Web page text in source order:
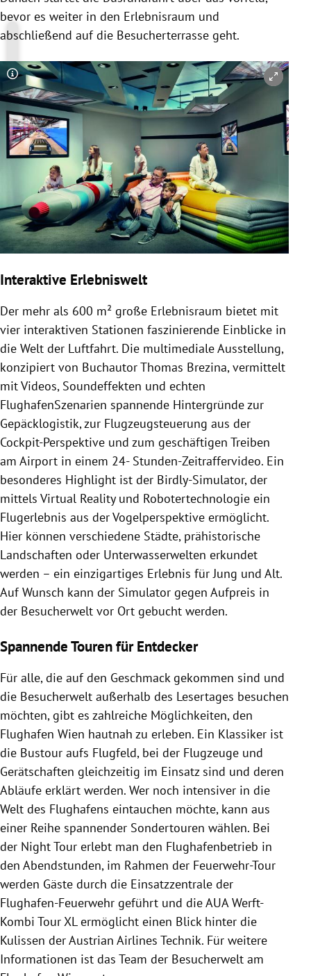
bevor es weiter in den Erlebnisraum und
abschließend auf die Besucherterrasse geht.
Copyright-Hinweis öffnen/schließen
Interaktive Erlebniswelt
Der mehr als 600 m² große Erlebnisraum bietet mit
vier interaktiven Stationen faszinierende Einblicke in
die Welt der Luftfahrt. Die multimediale Ausstellung,
konzipiert von Buchautor Thomas Brezina, vermittelt
mit Videos, Soundeffekten und echten
FlughafenSzenarien spannende Hintergründe zur
Gepäcklogistik, zur Flugzeugsteuerung aus der
Cockpit-Perspektive und zum geschäftigen Treiben
am Airport in einem 24- Stunden-Zeitraffervideo. Ein
besonderes Highlight ist der Birdly-Simulator, der
mittels Virtual Reality und Robotertechnologie ein
Flugerlebnis aus der Vogelperspektive ermöglicht.
Hier können verschiedene Städte, prähistorische
Landschaften oder Unterwasserwelten erkundet
werden – ein einzigartiges Erlebnis für Jung und Alt.
Auf Wunsch kann der Simulator gegen Aufpreis in
der Besucherwelt vor Ort gebucht werden.
Spannende Touren für Entdecker
Für alle, die auf den Geschmack gekommen sind und
die Besucherwelt außerhalb des Lesertages besuchen
möchten, gibt es zahlreiche Möglichkeiten, den
Flughafen Wien hautnah zu erleben. Ein Klassiker ist
die Bustour aufs Flugfeld, bei der Flugzeuge und
Gerätschaften gleichzeitig im Einsatz sind und deren
Abläufe erklärt werden. Wer noch intensiver in die
Welt des Flughafens eintauchen möchte, kann aus
einer Reihe spannender Sondertouren wählen. Bei
der Night Tour erlebt man den Flughafenbetrieb in
den Abendstunden, im Rahmen der Feuerwehr-Tour
werden Gäste durch die Einsatzzentrale der
Flughafen-Feuerwehr geführt und die AUA Werft-
Kombi Tour XL ermöglicht einen Blick hinter die
Kulissen der Austrian Airlines Technik. Für weitere
Informationen ist das Team der Besucherwelt am